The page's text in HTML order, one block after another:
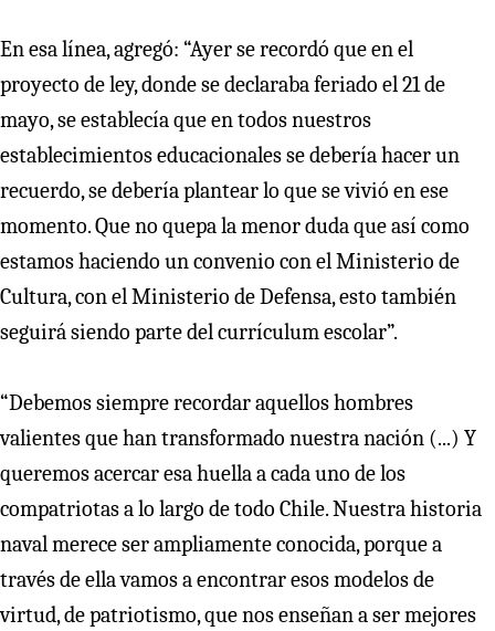
En esa línea, agregó: “Ayer se recordó que en el
proyecto de ley, donde se declaraba feriado el 21 de
mayo, se establecía que en todos nuestros
establecimientos educacionales se debería hacer un
recuerdo, se debería plantear lo que se vivió en ese
momento. Que no quepa la menor duda que así como
estamos haciendo un convenio con el Ministerio de
Cultura, con el Ministerio de Defensa, esto también
seguirá siendo parte del currículum escolar”.
“Debemos siempre recordar aquellos hombres
valientes que han transformado nuestra nación (...) Y
queremos acercar esa huella a cada uno de los
compatriotas a lo largo de todo Chile. Nuestra historia
naval merece ser ampliamente conocida, porque a
través de ella vamos a encontrar esos modelos de
virtud, de patriotismo, que nos enseñan a ser mejores